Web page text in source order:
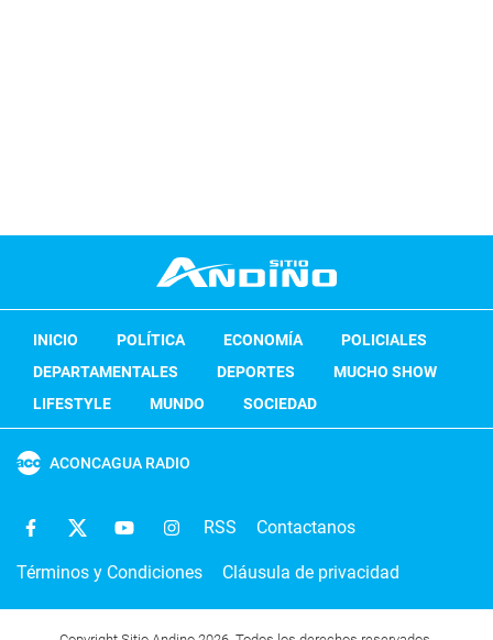
INICIO POLÍTICA ECONOMÍA
POLICIALES
DEPARTAMENTALES
DEPORTES
MUCHO SHOW
LIFESTYLE
MUNDO SOCIEDAD
ACONCAGUA RADIO
RSS Contactanos
Términos y Condiciones Cláusula de privacidad